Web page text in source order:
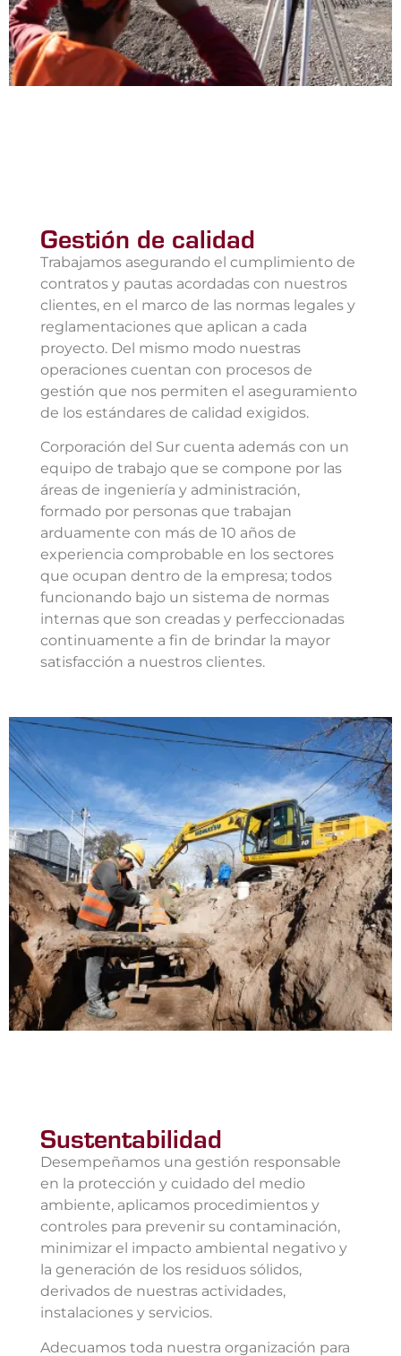
Gestión de calidad
Trabajamos asegurando el cumplimiento de
contratos y pautas acordadas con nuestros
clientes, en el marco de las normas legales y
reglamentaciones que aplican a cada
proyecto. Del mismo modo nuestras
operaciones cuentan con procesos de
gestión que nos permiten el aseguramiento
de los estándares de calidad exigidos.
Corporación del Sur cuenta además con un
equipo de trabajo que se compone por las
áreas de ingeniería y administración,
formado por personas que trabajan
arduamente con más de 10 años de
experiencia comprobable en los sectores
que ocupan dentro de la empresa; todos
funcionando bajo un sistema de normas
internas que son creadas y perfeccionadas
continuamente a fin de brindar la mayor
satisfacción a nuestros clientes.
Sustentabilidad
Desempeñamos una gestión responsable
en la protección y cuidado del medio
ambiente, aplicamos procedimientos y
controles para prevenir su contaminación,
minimizar el impacto ambiental negativo y
la generación de los residuos sólidos,
derivados de nuestras actividades,
instalaciones y servicios.
Adecuamos toda nuestra organización para